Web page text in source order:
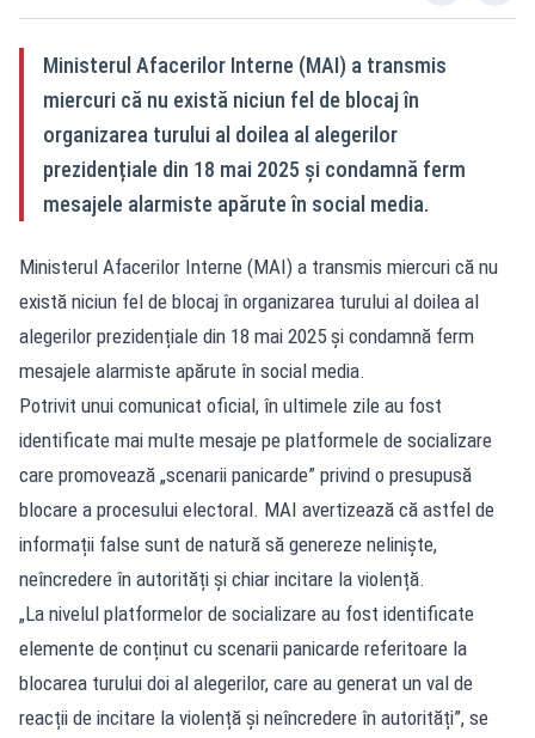
Ministerul Afacerilor Interne (MAI) a transmis
miercuri că nu există niciun fel de blocaj în
organizarea turului al doilea al alegerilor
prezidențiale din 18 mai 2025 și condamnă ferm
mesajele alarmiste apărute în social media.
Ministerul Afacerilor Interne (MAI) a transmis miercuri că nu
există niciun fel de blocaj în organizarea turului al doilea al
alegerilor prezidențiale din 18 mai 2025 și condamnă ferm
mesajele alarmiste apărute în social media.
Potrivit unui comunicat oficial, în ultimele zile au fost
identificate mai multe mesaje pe platformele de socializare
care promovează „scenarii panicarde” privind o presupusă
blocare a procesului electoral. MAI avertizează că astfel de
informații false sunt de natură să genereze neliniște,
neîncredere în autorități și chiar incitare la violență.
„La nivelul platformelor de socializare au fost identificate
elemente de conținut cu scenarii panicarde referitoare la
blocarea turului doi al alegerilor, care au generat un val de
reacții de incitare la violență și neîncredere în autorități”, se